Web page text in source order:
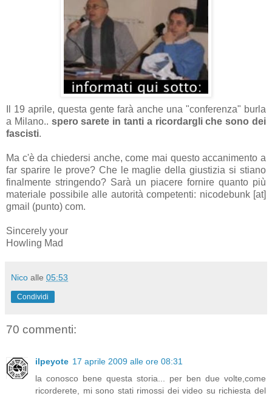
Il 19 aprile, questa gente farà anche una "conferenza" burla
a Milano.. spero sarete in tanti a ricordargli che sono dei
fascisti.
Ma c'è da chiedersi anche, come mai questo accanimento a
far sparire le prove? Che le maglie della giustizia si stiano
finalmente stringendo? Sarà un piacere fornire quanto più
materiale possibile alle autorità competenti: nicodebunk [at]
gmail (punto) com.
Sincerely your
Howling Mad
Nico alle 05:53
Condividi
70 commenti:
ilpeyote 17 aprile 2009 alle ore 08:31
la conosco bene questa storia... per ben due volte,come
ricorderete, mi sono stati rimossi dei video su richiesta del